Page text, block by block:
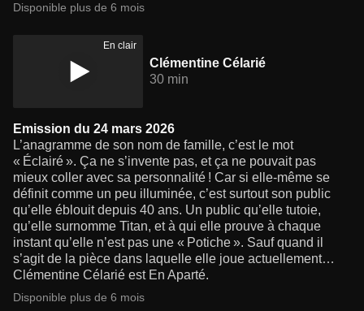
Disponible plus de 6 mois
En clair
Clémentine Célarié
30 min
Emission du 24 mars 2026
L’anagramme de son nom de famille, c’est le mot
« Éclairé ». Ça ne s’invente pas, et ça ne pouvait pas
mieux coller avec sa personnalité ! Car si elle-même se
définit comme un peu illuminée, c’est surtout son public
qu’elle éblouit depuis 40 ans. Un public qu’elle tutoie,
qu’elle surnomme Titan, et à qui elle prouve à chaque
instant qu’elle n’est pas une « Potiche ». Sauf quand il
s’agit de la pièce dans laquelle elle joue actuellement…
Clémentine Célarié est En Aparté.
Disponible plus de 6 mois